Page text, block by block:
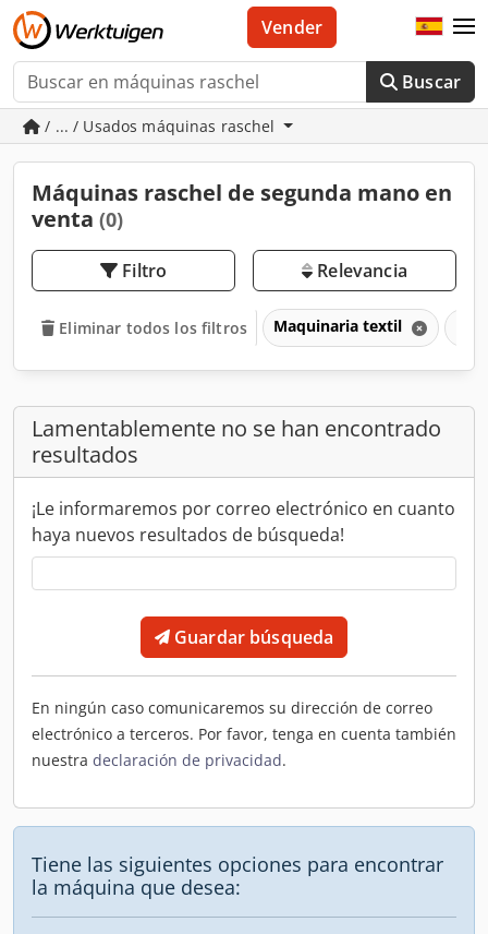
Buscar
Vender
/ ... / Usados máquinas raschel
Máquinas raschel de segunda mano en
venta (0)
Filtro Relevancia
Eliminar todos los filtros Maquinaria textil
Lamentablemente no se han encontrado
resultados
¡Le informaremos por correo electrónico en cuanto
haya nuevos resultados de búsqueda!
Guardar búsqueda
En ningún caso comunicaremos su dirección de correo
electrónico a terceros. Por favor, tenga en cuenta también
nuestra declaración de privacidad.
Tiene las siguientes opciones para encontrar
la máquina que desea: